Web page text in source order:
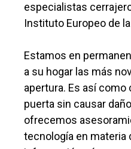
especialistas
Instituto Europeo de
Estamos en
a su hogar las más
apertura. Es así
puerta sin causar
ofrecemos
tecnología en materia